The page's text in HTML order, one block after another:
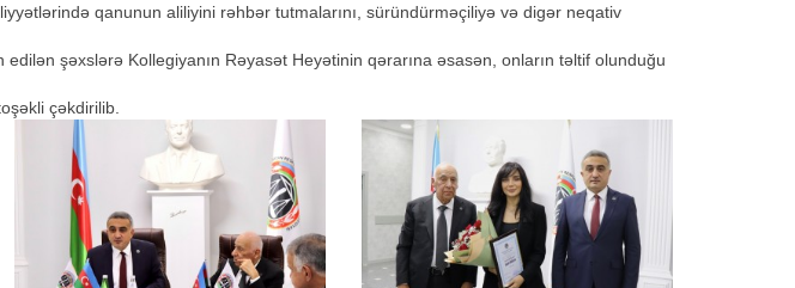
qanunun aliliyini rəhbər tutmalarını, süründürməçiliyə və digər neqativ
şəxslərə Kollegiyanın Rəyasət Heyətinin qərarına əsasən, onların təltif olunduğu
çəkdirilib.